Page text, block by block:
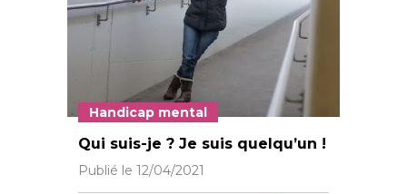
Susanne Rutishauser Januar 2016 Foto: © Vera
Handicap mental
Qui suis-je ? Je suis quelqu’un !
Publié le 12/04/2021